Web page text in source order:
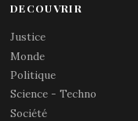
DECOUVRIR
Justice
Monde
Politique
Science - Techno
Société